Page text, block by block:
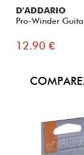
D'ADDARIO
Pro-Winder
12.90 €